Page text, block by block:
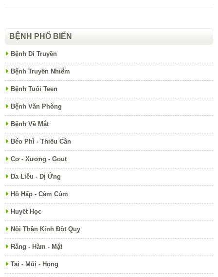
BỆNH PHỔ BIẾN
Bệnh Di Truyền
Bệnh Truyền Nhiễm
Bệnh Tuổi Teen
Bệnh Văn Phòng
Bệnh Về Mắt
Béo Phì - Thiếu Cân
Cơ - Xương - Gout
Da Liễu - Dị Ứng
Hô Hấp - Cảm Cúm
Huyết Học
Nội Thần Kinh Đột Quỵ
Răng - Hàm - Mặt
Tai - Mũi - Họng